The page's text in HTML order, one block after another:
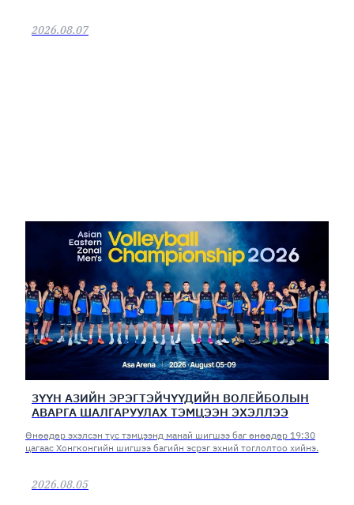
2026.08.07
ЗҮҮН АЗИЙН ЭРЭГТЭЙЧҮҮДИЙН ВОЛЕЙБОЛЫН
АВАРГА ШАЛГАРУУЛАХ ТЭМЦЭЭН ЭХЭЛЛЭЭ
Өнөөдөр эхэлсэн тус тэмцээнд манай шигшээ баг өнөөдөр 19:30
цагаас Хонгконгийн шигшээ багийн эсрэг эхний тоглолтоо хийнэ.
2026.08.05